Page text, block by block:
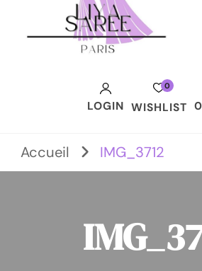
LOGIN
0
WISHLIST
Votre panier est
Accueil IMG_3712